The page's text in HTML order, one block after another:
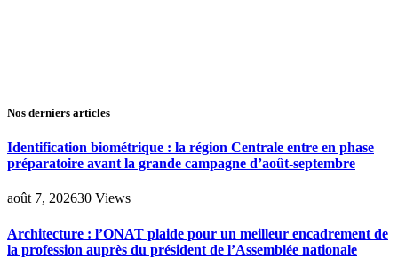
Nos derniers articles
Identification biométrique : la région Centrale entre en phase
préparatoire avant la grande campagne d’août-septembre
août 7, 202630 Views
Architecture : l’ONAT plaide pour un meilleur encadrement de
la profession auprès du président de l’Assemblée nationale